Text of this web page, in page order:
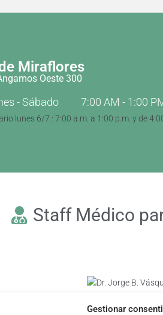
Gestionar
Miraflores
Oeste 300
- Sábado 7:00 AM - 1:00
lunes 6/7 : 7:00 a.m. a 1:00 p.m. y de
Staff Médico